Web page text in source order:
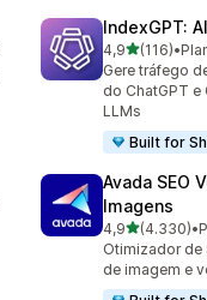
IndexGPT:
4,9de 5(116)
116 •
Gere tráfego
do ChatGPT e
LLMs
Built for
Avada SEO
Imagens
4,9de 5(4.330)
4330 •
Otimizador de
de imagem e